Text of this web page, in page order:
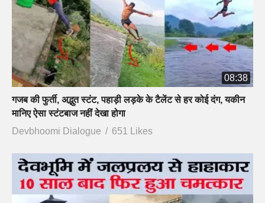
08:38
गजब की फुर्ती, अद्भुत स्टंट, पहाड़ी लड़के के टैलेंट से हर कोई दंग, यकीन
मानिए ऐसा स्टंटबाज नहीं देखा होगा
Devbhoomi Dialogue
651 Likes